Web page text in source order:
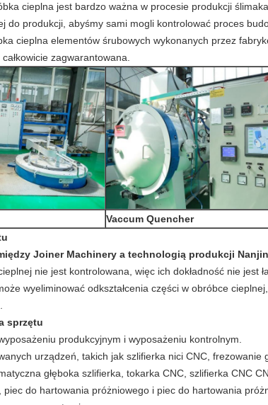
cieplna jest bardzo ważna w procesie produkcji ślimaka.
do produkcji, abyśmy sami mogli kontrolować proces
cieplna elementów śrubowych wykonanych przez
zagwarantowana.
Vaccum Quencher
Joiner Machinery a technologią produkcji
nie jest kontrolowana, więc ich dokładność nie jest
wyeliminować odkształcenia części w obróbce
sprzętu
produkcyjnym i wyposażeniu kontrolnym.
urządzeń, takich jak szlifierka nici CNC,
głęboka szlifierka, tokarka CNC, szlifierka CNC
do hartowania próżniowego i piec do hartowania